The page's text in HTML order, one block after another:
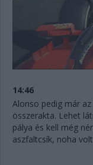
14:46
Alonso pedig már
összerakta. Lehet
pálya és kell még
aszfaltcsík, noha